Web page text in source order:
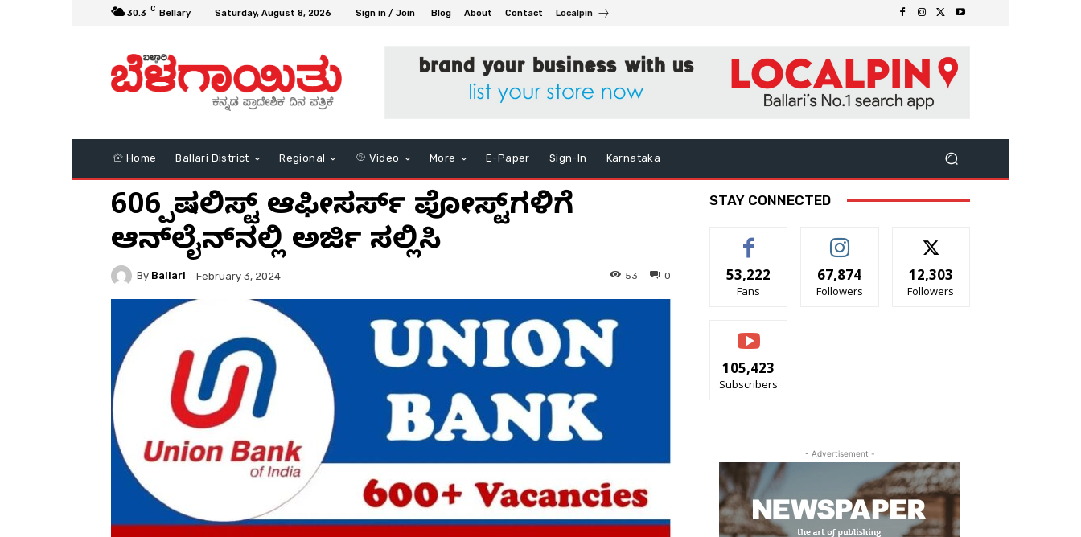
30.3 C Bellary Saturday, August 8, 2026 Sign in / Join Blog About Contact Localpin
Home Ballari District Regional Video More E-Paper Sign-In Karnataka
606 ಸ್ಪೆಷಲಿಸ್ಟ್ ಆಫೀಸರ್ಸ್ ಪೋಸ್ಟ್‌ಗಳಿಗೆ
ಆನ್‌ಲೈನ್‌ನಲ್ಲಿ ಅರ್ಜಿ ಸಲ್ಲಿಸಿ
By Ballari February 3, 2024 0
53
STAY CONNECTED
53,222
Fans
67,874
Followers
12,303
Followers
105,423
Subscribers
- Advertisement -